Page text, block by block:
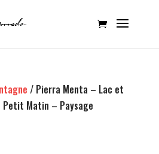
/ Pierra Menta – Lac et
Matin – Paysage